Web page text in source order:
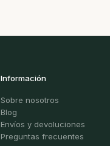
Información
Sobre nosotros
Blog
Envíos y devoluciones
Preguntas frecuentes